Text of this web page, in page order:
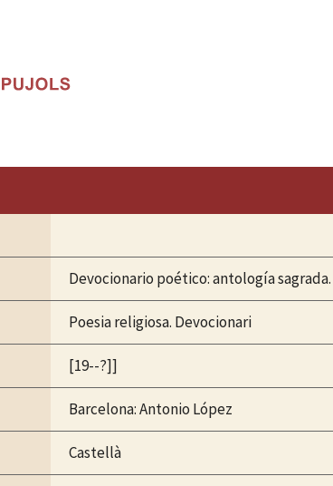
Devocionario poético: antología sagrada.
Poesia religiosa. Devocionari
[19--?]]
Barcelona: Antonio López
Castellà